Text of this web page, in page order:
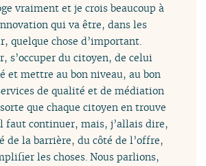
vraiment et je crois beaucoup à
qui va être, dans les
quelque chose d’important.
s’occuper du citoyen, de celui
et mettre au bon niveau, au bon
de qualité et de médiation
que chaque citoyen en trouve
faut continuer, mais, j’allais dire,
de la barrière, du côté de l’offre,
les choses. Nous parlions,